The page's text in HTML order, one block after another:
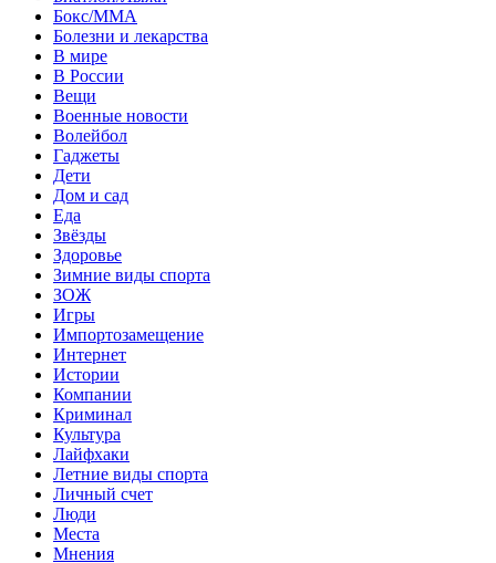
Бокс/MMA
Болезни и лекарства
В мире
В России
Вещи
Военные новости
Волейбол
Гаджеты
Дети
Дом и сад
Еда
Звёзды
Здоровье
Зимние виды спорта
ЗОЖ
Игры
Импортозамещение
Интернет
Истории
Компании
Криминал
Культура
Лайфхаки
Летние виды спорта
Личный счет
Люди
Места
Мнения